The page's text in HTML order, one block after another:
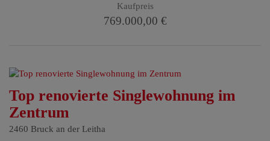
Kaufpreis
769.000,00 €
Top renovierte Singlewohnung im
Zentrum
2460 Bruck an der Leitha